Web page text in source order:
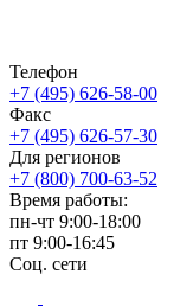
Телефон
+7 (495) 626-58-00
Факс
+7 (495) 626-57-30
Для регионов
+7 (800) 700-63-52
Время работы:
пн-чт 9:00-18:00
пт 9:00-16:45
Соц. сети